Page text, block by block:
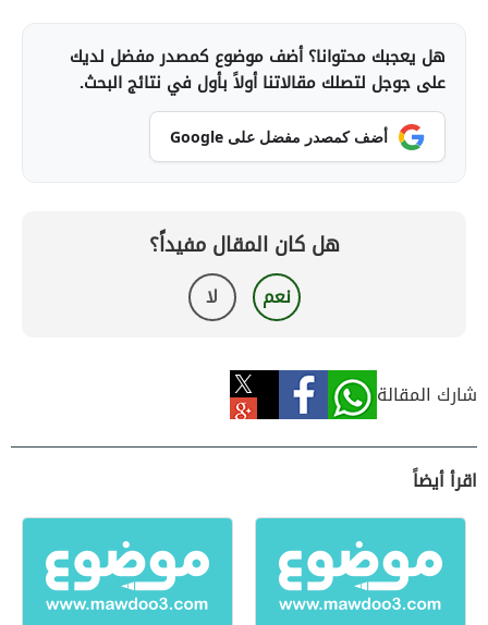
هل يعجبك محتوانا؟ أضف موضوع كمصدر مفضل لديك
على جوجل لتصلك مقالاتنا أولاً بأول في نتائج البحث.
أضف كمصدر مفضل على Google
هل كان المقال مفيداً؟
نعم لا
شارك المقالة
اقرأ أيضاً